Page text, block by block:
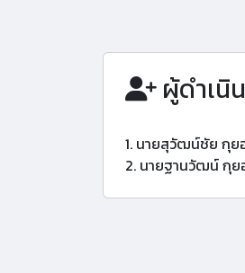
ผู้ดำเนิ
1. นายสุวัฒน์ชัย กุย
2. นายฐานวัฒน์ กุย